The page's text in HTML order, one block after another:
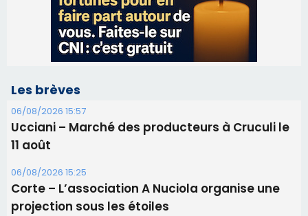
Les brèves
06/08/2026 15:57
Ucciani – Marché des producteurs à Cruculi le
11 août
06/08/2026 15:25
Corte – L’association A Nuciola organise une
projection sous les étoiles